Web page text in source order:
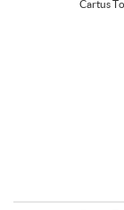
Cartus